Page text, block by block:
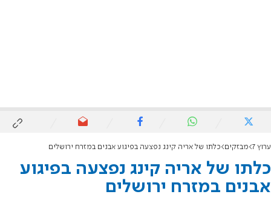
ערוץ 7 מבזקים כלתו של אריה קינג נפצעה בפיגוע אבנים במזרח ירושלים
כלתו של אריה קינג נפצעה בפיגוע
אבנים במזרח ירושלים